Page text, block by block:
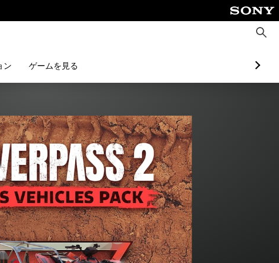
検
索
ン ゲームを見る